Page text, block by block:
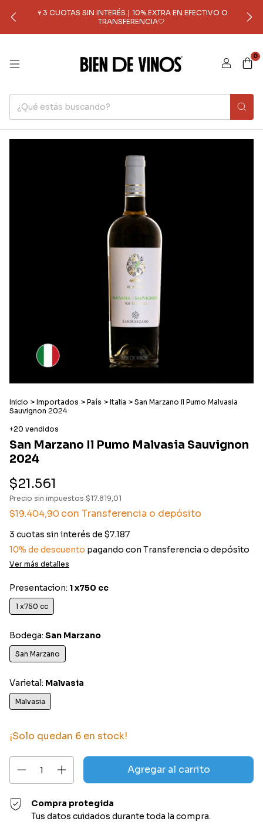
🍷3 CUOTAS SIN INTERÉS | 10% EXTRA EN EFECTIVO O
TRANSFERENCIA🤍
0
Inicio > Importados > País > Italia > San Marzano Il Pumo Malvasia
Sauvignon 2024
+20 vendidos
San Marzano Il Pumo Malvasia Sauvignon
2024
$21.561
Precio sin impuestos $17.819,01
$19.404,90 con Transferencia o depósito
3 cuotas sin interés de $7.187
10% de descuento pagando con Transferencia o depósito
Ver más detalles
Presentacion: 1 x750 cc
1 x750 cc
Bodega: San Marzano
San Marzano
Varietal: Malvasia
Malvasia
¡Solo quedan 6 en stock!
Compra protegida
Tus datos cuidados durante toda la compra.